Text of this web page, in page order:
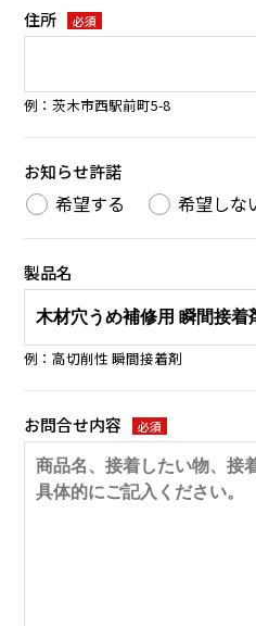
住所 必須
例：茨木市西駅前町5-8
お知らせ許諾
希望する 希望しな
製品名
例：高切削性 瞬間接着剤
お問合せ内容 必須